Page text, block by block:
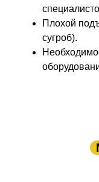
Плохой
сугроб).